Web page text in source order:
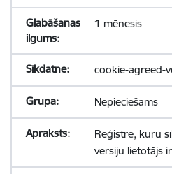
1 mēnesis
cookie-agreed-
Nepieciešams
Reģistrē, kuru
versiju lietotājs